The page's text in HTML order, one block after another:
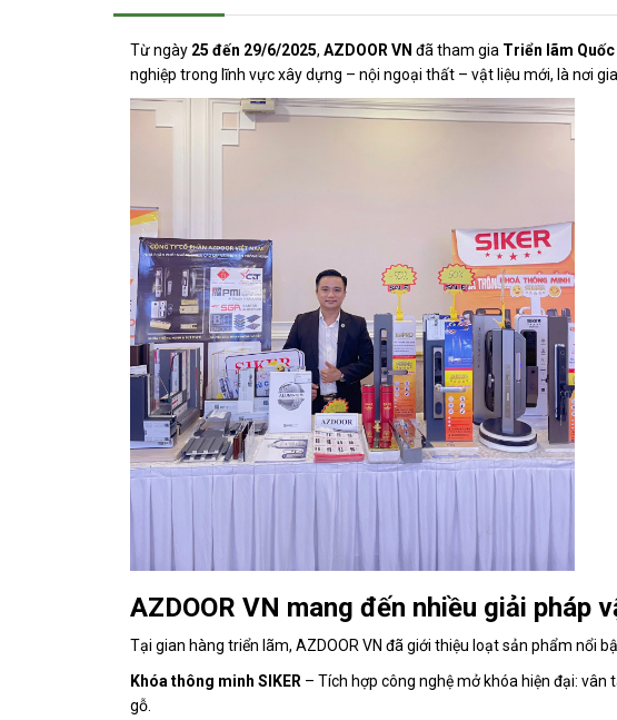
Từ ngày 25 đến 29/6/2025, AZDOOR VN đã tham gia Triển lãm
nghiệp trong lĩnh vực xây dựng – nội ngoại thất – vật liệu mới, là nơi
AZDOOR VN mang đến nhiều giải
Tại gian hàng triển lãm, AZDOOR VN đã giới thiệu loạt sản phẩm nổi
Khóa thông minh SIKER – Tích hợp công nghệ mở khóa hiện đại:
gỗ.